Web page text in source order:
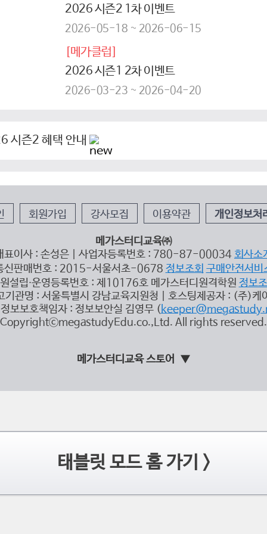
2026 시즌2 1차 이벤트
2026-05-18 ~ 2026-06-15
[메가클럽]
2026 시즌1 2차 이벤트
2026-03-23 ~ 2026-04-20
시즌2 혜택 안내
회원가입 강사모집 이용약관 개인정보처
메가스터디교육㈜
표이사 : 손성은 | 사업자등록번호 : 780-87-00034 회사소
신판매번호 : 2015-서울서초-0678 정보조회 구매안전서비
설립∙운영등록번호 : 제10176호 메가스터디원격학원 정보
기관명 : 서울특별시 강남교육지원청 | 호스팅제공자 : (주)케
보보호책임자 : 정보보안실 김영무 (
CopyrightⓒmegastudyEdu.co.,Ltd. All rights reserved.
메가스터디교육 스토어
태블릿 모드 홈 가기 >